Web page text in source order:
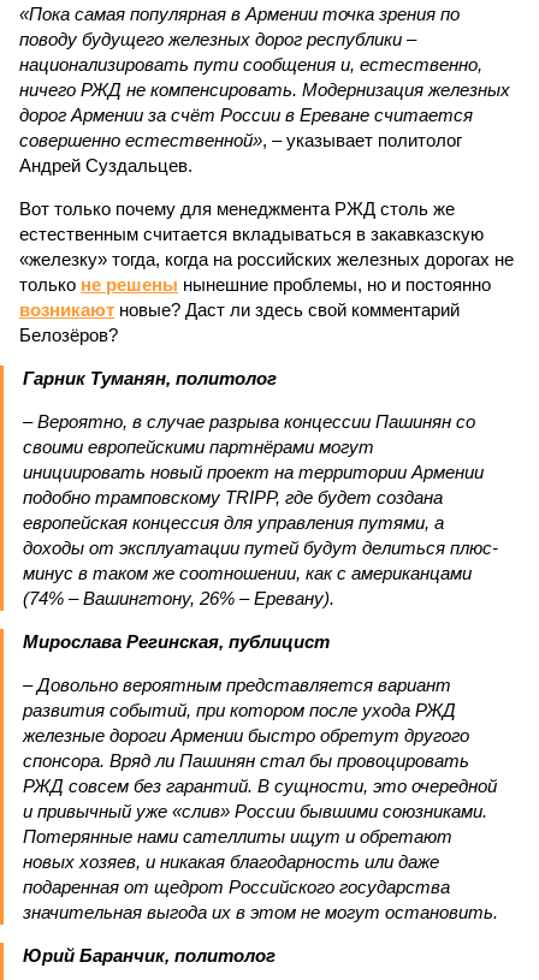
«Пока самая популярная в Армении точка зрения по
поводу будущего железных дорог рес­публики –
национализировать пути сообщения и, естественно,
ничего РЖД не компенсировать. Модернизация железных
дорог Армении за счёт России в Ереване считается
совершенно естественной», – указывает политолог
Андрей Суздальцев.
Вот только почему для менеджмента РЖД столь же
естественным считается вкладываться в закавказскую
«железку» тогда, когда на российских железных дорогах не
только не решены нынешние проблемы, но и постоянно
возникают новые? Даст ли здесь свой комментарий
Белозёров?
Гарник Туманян, политолог
– Вероятно, в случае разрыва концессии Пашинян со
своими европейскими партнёрами могут
инициировать новый проект на территории Армении
подобно трамповскому TRIPP, где будет создана
европейская концессия для управления путями, а
доходы от эксплуатации путей будут делиться плюс-
минус в таком же соотношении, как с американцами
(74% – Вашингтону, 26% – Еревану).
Мирослава Регинская, публицист
– Довольно вероятным представляется вариант
развития событий, при котором после ухода РЖД
железные дороги Армении быстро обретут другого
спонсора. Вряд ли Пашинян стал бы провоцировать
РЖД совсем без гарантий. В сущности, это очередной
и привычный уже «слив» России бывшими союзниками.
Потерянные нами сателлиты ищут и обретают
новых хозяев, и никакая благодарность или даже
подаренная от щедрот Российского государства
значительная выгода их в этом не могут остановить.
Юрий Баранчик, политолог